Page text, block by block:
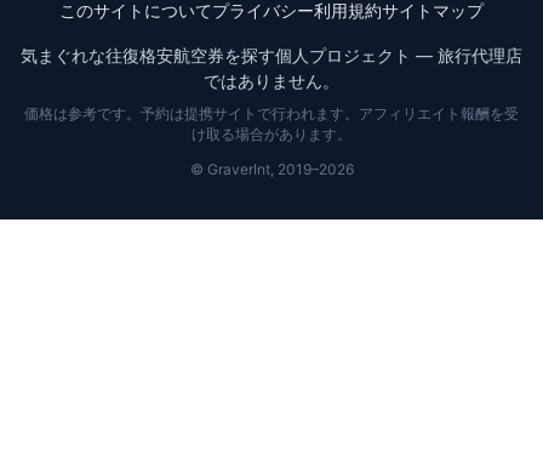
このサイトについてプライバシー利用規約サイトマップ
気まぐれな往復格安航空券を探す個人プロジェクト — 旅行代理店
ではありません。
価格は参考です。予約は提携サイトで行われます。アフィリエイト報酬を受
け取る場合があります。
© GraverInt, 2019–2026